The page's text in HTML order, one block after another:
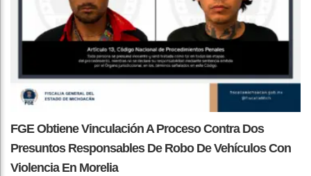
FGE Obtiene Vinculación A Proceso Contra Dos
Presuntos Responsables De Robo De Vehículos Con
Violencia En Morelia